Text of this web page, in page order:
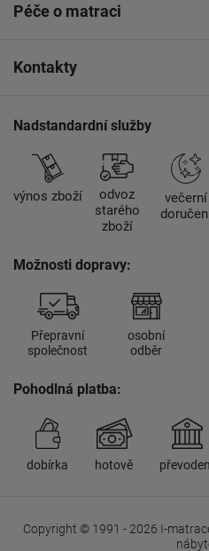
Péče o matraci
Kontakty
Nadstandardní služby
výnos zboží
odvoz
starého
zboží
večerní
Možnosti dopravy:
Přepravní
společnost
osobní
odběr
Pohodlná platba:
dobírka hotově
Copyright © 1991 - 2026 I-